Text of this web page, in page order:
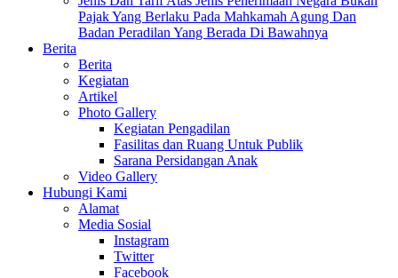
Pajak Yang Berlaku Pada Mahkamah Agung Dan
Badan Peradilan Yang Berada Di Bawahnya
Berita
Berita
Kegiatan
Artikel
Photo Gallery
Kegiatan Pengadilan
Fasilitas dan Ruang Untuk Publik
Sarana Persidangan Anak
Video Gallery
Hubungi Kami
Alamat
Media Sosial
Instagram
Twitter
Facebook